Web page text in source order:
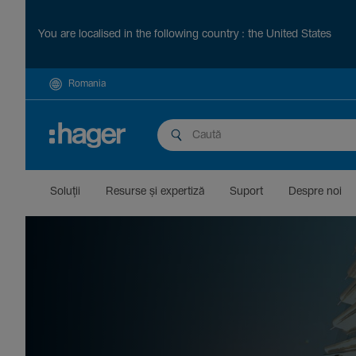
You are localised in the following country : the United States
Romania
Soluții Resurse și exper­tiză Suport Despre noi